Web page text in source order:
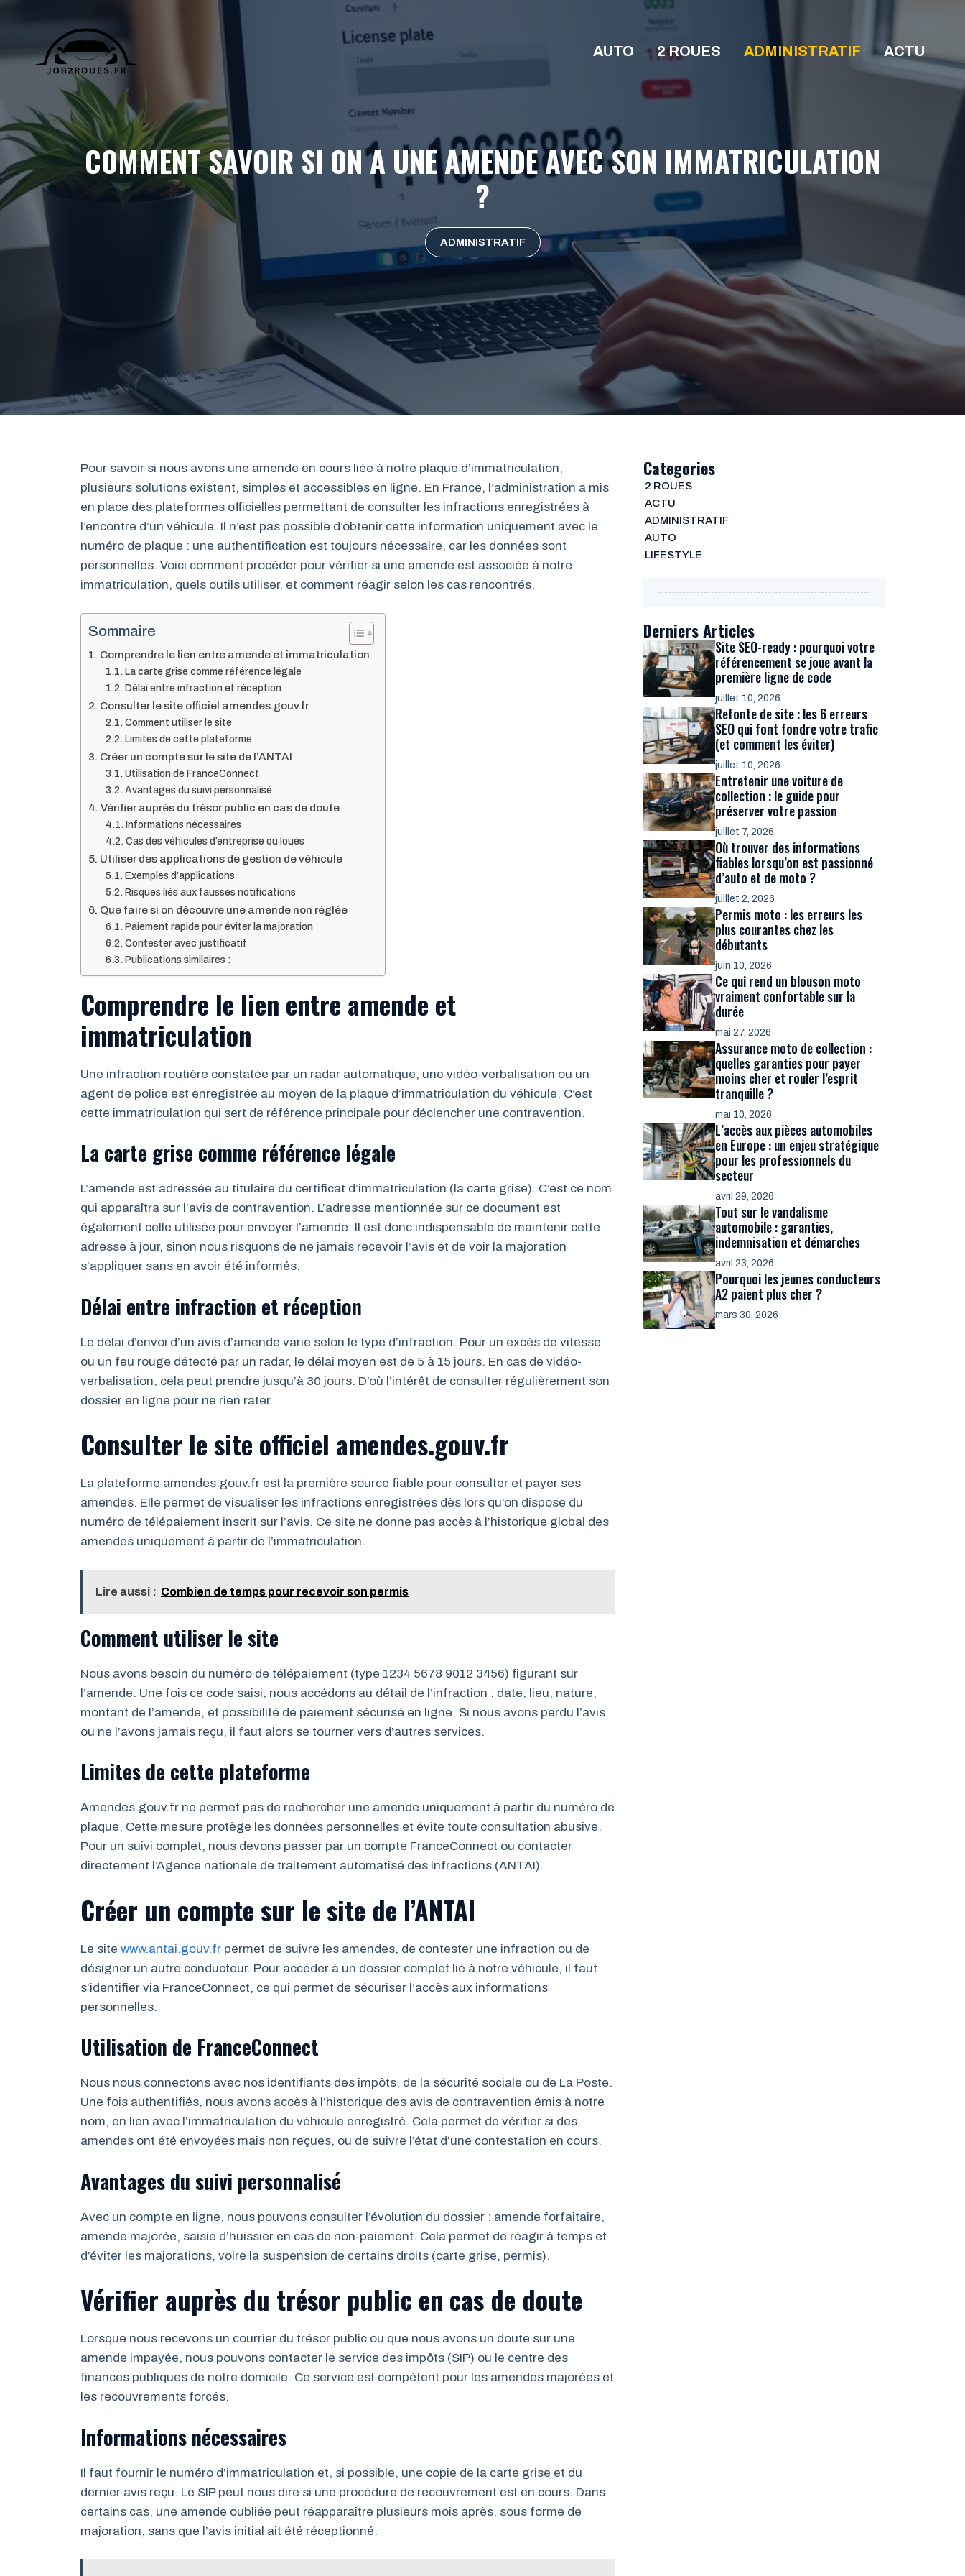
AUTO 2 ROUES ADMINISTRATIF ACTU
COMMENT SAVOIR SI ON A UNE AMENDE AVEC SON IMMATRICULATION
?
ADMINISTRATIF
Pour savoir si nous avons une amende en cours liée à notre plaque d’immatriculation,
plusieurs solutions existent, simples et accessibles en ligne. En France, l’administration a mis
en place des plateformes officielles permettant de consulter les infractions enregistrées à
l’encontre d’un véhicule. Il n’est pas possible d’obtenir cette information uniquement avec le
numéro de plaque : une authentification est toujours nécessaire, car les données sont
personnelles. Voici comment procéder pour vérifier si une amende est associée à notre
immatriculation, quels outils utiliser, et comment réagir selon les cas rencontrés.
Sommaire
Comprendre le lien entre amende et immatriculation
La carte grise comme référence légale
Délai entre infraction et réception
Consulter le site officiel amendes.gouv.fr
Comment utiliser le site
Limites de cette plateforme
Créer un compte sur le site de l’ANTAI
Utilisation de FranceConnect
Avantages du suivi personnalisé
Vérifier auprès du trésor public en cas de doute
Informations nécessaires
Cas des véhicules d’entreprise ou loués
Utiliser des applications de gestion de véhicule
Exemples d’applications
Risques liés aux fausses notifications
Que faire si on découvre une amende non réglée
Paiement rapide pour éviter la majoration
Contester avec justificatif
Publications similaires :
Comprendre le lien entre amende et
immatriculation
Une infraction routière constatée par un radar automatique, une vidéo-verbalisation ou un
agent de police est enregistrée au moyen de la plaque d’immatriculation du véhicule. C’est
cette immatriculation qui sert de référence principale pour déclencher une contravention.
La carte grise comme référence légale
L’amende est adressée au titulaire du certificat d’immatriculation (la carte grise). C’est ce nom
qui apparaîtra sur l’avis de contravention. L’adresse mentionnée sur ce document est
également celle utilisée pour envoyer l’amende. Il est donc indispensable de maintenir cette
adresse à jour, sinon nous risquons de ne jamais recevoir l’avis et de voir la majoration
s’appliquer sans en avoir été informés.
Délai entre infraction et réception
Le délai d’envoi d’un avis d’amende varie selon le type d’infraction. Pour un excès de vitesse
ou un feu rouge détecté par un radar, le délai moyen est de 5 à 15 jours. En cas de vidéo-
verbalisation, cela peut prendre jusqu’à 30 jours. D’où l’intérêt de consulter régulièrement son
dossier en ligne pour ne rien rater.
Consulter le site officiel amendes.gouv.fr
La plateforme amendes.gouv.fr est la première source fiable pour consulter et payer ses
amendes. Elle permet de visualiser les infractions enregistrées dès lors qu’on dispose du
numéro de télépaiement inscrit sur l’avis. Ce site ne donne pas accès à l’historique global des
amendes uniquement à partir de l’immatriculation.
Lire aussi : Combien de temps pour recevoir son permis
Comment utiliser le site
Nous avons besoin du numéro de télépaiement (type 1234 5678 9012 3456) figurant sur
l’amende. Une fois ce code saisi, nous accédons au détail de l’infraction : date, lieu, nature,
montant de l’amende, et possibilité de paiement sécurisé en ligne. Si nous avons perdu l’avis
ou ne l’avons jamais reçu, il faut alors se tourner vers d’autres services.
Limites de cette plateforme
Amendes.gouv.fr ne permet pas de rechercher une amende uniquement à partir du numéro de
plaque. Cette mesure protège les données personnelles et évite toute consultation abusive.
Pour un suivi complet, nous devons passer par un compte FranceConnect ou contacter
directement l’Agence nationale de traitement automatisé des infractions (ANTAI).
Créer un compte sur le site de l’ANTAI
Le site www.antai.gouv.fr permet de suivre les amendes, de contester une infraction ou de
désigner un autre conducteur. Pour accéder à un dossier complet lié à notre véhicule, il faut
s’identifier via FranceConnect, ce qui permet de sécuriser l’accès aux informations
personnelles.
Utilisation de FranceConnect
Nous nous connectons avec nos identifiants des impôts, de la sécurité sociale ou de La Poste.
Une fois authentifiés, nous avons accès à l’historique des avis de contravention émis à notre
nom, en lien avec l’immatriculation du véhicule enregistré. Cela permet de vérifier si des
amendes ont été envoyées mais non reçues, ou de suivre l’état d’une contestation en cours.
Avantages du suivi personnalisé
Avec un compte en ligne, nous pouvons consulter l’évolution du dossier : amende forfaitaire,
amende majorée, saisie d’huissier en cas de non-paiement. Cela permet de réagir à temps et
d’éviter les majorations, voire la suspension de certains droits (carte grise, permis).
Vérifier auprès du trésor public en cas de doute
Lorsque nous recevons un courrier du trésor public ou que nous avons un doute sur une
amende impayée, nous pouvons contacter le service des impôts (SIP) ou le centre des
finances publiques de notre domicile. Ce service est compétent pour les amendes majorées et
les recouvrements forcés.
Informations nécessaires
Il faut fournir le numéro d’immatriculation et, si possible, une copie de la carte grise et du
dernier avis reçu. Le SIP peut nous dire si une procédure de recouvrement est en cours. Dans
certains cas, une amende oubliée peut réapparaître plusieurs mois après, sous forme de
majoration, sans que l’avis initial ait été réceptionné.
Categories
2 ROUES
ACTU
ADMINISTRATIF
AUTO
LIFESTYLE
Derniers Articles
Site SEO-ready : pourquoi votre
référencement se joue avant la
première ligne de code
juillet 10, 2026
Refonte de site : les 6 erreurs
SEO qui font fondre votre trafic
(et comment les éviter)
juillet 10, 2026
Entretenir une voiture de
collection : le guide pour
préserver votre passion
juillet 7, 2026
Où trouver des informations
fiables lorsqu’on est passionné
d’auto et de moto ?
juillet 2, 2026
Permis moto : les erreurs les
plus courantes chez les
débutants
juin 10, 2026
Ce qui rend un blouson moto
vraiment confortable sur la
durée
mai 27, 2026
Assurance moto de collection :
quelles garanties pour payer
moins cher et rouler l’esprit
tranquille ?
mai 10, 2026
L’accès aux pièces automobiles
en Europe : un enjeu stratégique
pour les professionnels du
secteur
avril 29, 2026
Tout sur le vandalisme
automobile : garanties,
indemnisation et démarches
avril 23, 2026
Pourquoi les jeunes conducteurs
A2 paient plus cher ?
mars 30, 2026